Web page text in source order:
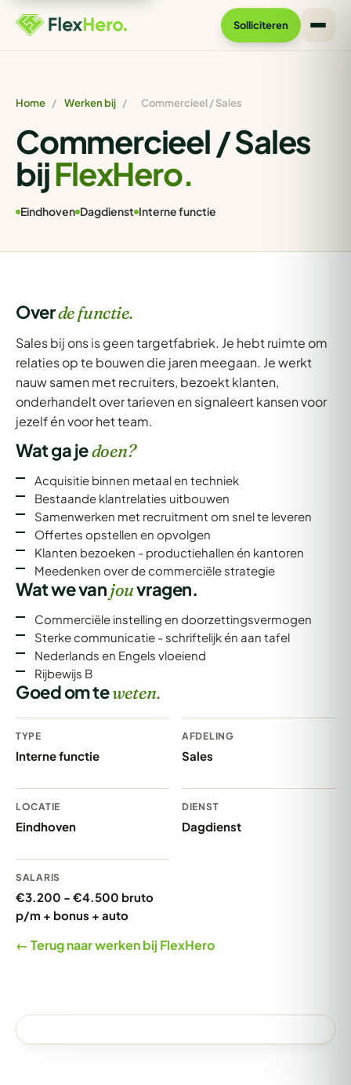
Solliciteren
Home / Werken bij / Commercieel / Sales
Commercieel / Sales
bijFlexHero.
Eindhoven Dagdienst Interne functie
Overde functie.
Sales bij ons is geen targetfabriek. Je hebt ruimte om
relaties op te bouwen die jaren meegaan. Je werkt
nauw samen met recruiters, bezoekt klanten,
onderhandelt over tarieven en signaleert kansen voor
jezelf én voor het team.
Wat ga jedoen?
Acquisitie binnen metaal en techniek
Bestaande klantrelaties uitbouwen
Samenwerken met recruitment om snel te leveren
Offertes opstellen en opvolgen
Klanten bezoeken - productiehallen én kantoren
Meedenken over de commerciële strategie
Wat we vanjouvragen.
Commerciële instelling en doorzettingsvermogen
Sterke communicatie - schriftelijk én aan tafel
Nederlands en Engels vloeiend
Rijbewijs B
Goed om teweten.
TYPE
Interne functie
AFDELING
Sales
LOCATIE
Eindhoven
DIENST
Dagdienst
SALARIS
€3.200 - €4.500 bruto
p/m + bonus + auto
← Terug naar werken bij FlexHero